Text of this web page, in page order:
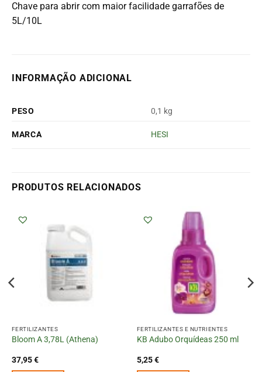
Chave para abrir com maior facilidade garrafões de
5L/10L
INFORMAÇÃO ADICIONAL
PESO 0,1 kg
MARCA HESI
PRODUTOS RELACIONADOS
FERTILIZANTES
Bloom A 3,78L (Athena)
37,95€
FERTILIZANTES E NUTRIENTES
KB Adubo Orquídeas 250 ml
5,25€